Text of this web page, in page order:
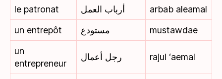
le patronat
أرباب العمل
arbab aleamal
un entrepôt
مستودع
mustawdae
un
entrepreneur
رجل أعمال rajul ‘aemal